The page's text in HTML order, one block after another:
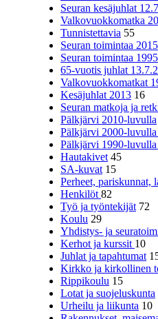
Seuran kesäjuhlat
Valkovuokkomatka
Tunnistettavia 55
Seuran toimintaa 2015
Seuran toimintaa
65-vuotis juhlat
Valkovuokkomatkat
Kesäjuhlat 2013 16
Seuran matkoja ja
Pälkjärvi 2010-luvulla
Pälkjärvi 2000-luvulla
Pälkjärvi 1990-luvulla
Hautakivet 45
SA-kuvat 15
Perheet, pariskunnat,
Henkilöt 82
Työ ja työntekijät 72
Koulu 29
Yhdistys- ja
Kerhot ja kurssit 10
Juhlat ja tapahtumat
Kirkko ja kirkollinen
Rippikoulu 15
Lotat ja suojeluskunta
Urheilu ja liikunta 10